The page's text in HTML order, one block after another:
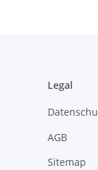
Legal
AGB
Sitemap